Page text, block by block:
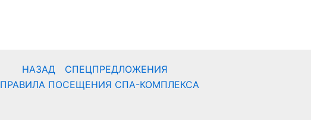
НАЗАД
СПЕЦПРЕДЛОЖЕНИЯ
ПРАВИЛА ПОСЕЩЕНИЯ СПА-КОМПЛЕКСА